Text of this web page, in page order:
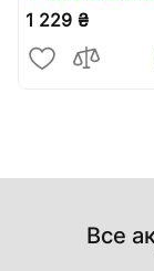
очищається
1 229 ₴
Все